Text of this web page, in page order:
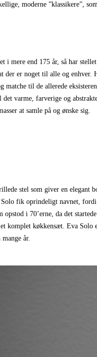
moderne ”klassikere”,
i mere end 175 år, så har
der er noget til alle og
matche til de allerede
varme, farverige og
at samle på og ønske sig.
stel som giver en elegant
fik oprindeligt navnet, fordi
opstod i 70’erne, da det
et komplet køkkensæt.Eva Solo
år.